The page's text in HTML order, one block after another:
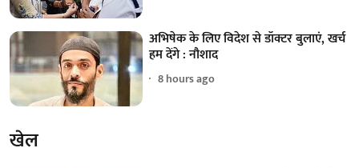
अभिषेक के लिए विदेश से डॉक्टर बुलाएं, खर्च
हम देंगे : नौशाद
8 hours ago
खेल